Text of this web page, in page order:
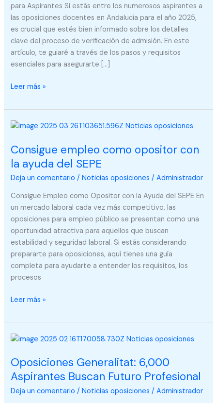
para Aspirantes Si estás entre los numerosos aspirantes a
las oposiciones docentes en Andalucía para el año 2025,
es crucial que estés bien informado sobre los detalles
clave del proceso de verificación de admisión. En este
artículo, te guiaré a través de los pasos y requisitos
esenciales para asegurarte […]
Aspirantes
Leer más »
Consigue empleo como opositor con
la ayuda del SEPE
Deja un comentario /Noticias oposiciones /Administrador
Consigue Empleo como Opositor con la Ayuda del SEPE En
un mercado laboral cada vez más competitivo, las
oposiciones para empleo público se presentan como una
oportunidad atractiva para aquellos que buscan
estabilidad y seguridad laboral. Si estás considerando
prepararte para oposiciones, aquí tienes una guía
completa para ayudarte a entender los requisitos, los
procesos
Consigue
como
opositor
ayuda
del
SEPE
Leer más »
Oposiciones Generalitat: 6,000
Aspirantes Buscan Futuro Profesional
Deja un comentario /Noticias oposiciones /Administrador
Oposiciones
6,000
Aspirantes
Buscan
Futuro